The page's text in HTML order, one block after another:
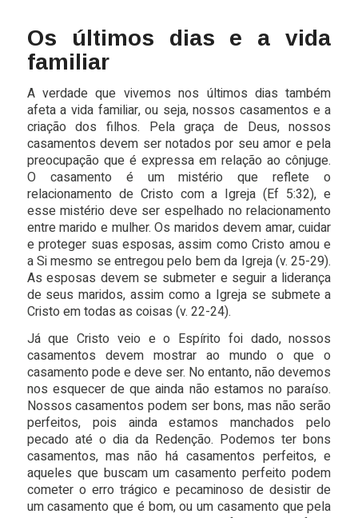
Os últimos dias e a vida
familiar
A verdade que vivemos nos últimos dias também
afeta a vida familiar, ou seja, nossos casamentos e a
criação dos filhos. Pela graça de Deus, nossos
casamentos devem ser notados por seu amor e pela
preocupação que é expressa em relação ao cônjuge.
O casamento é um mistério que reflete o
relacionamento de Cristo com a Igreja (Ef 5:32), e
esse mistério deve ser espelhado no relacionamento
entre marido e mulher. Os maridos devem amar, cuidar
e proteger suas esposas, assim como Cristo amou e
a Si mesmo se entregou pelo bem da Igreja (v. 25-29).
As esposas devem se submeter e seguir a liderança
de seus maridos, assim como a Igreja se submete a
Cristo em todas as coisas (v. 22-24).
Já que Cristo veio e o Espírito foi dado, nossos
casamentos devem mostrar ao mundo o que o
casamento pode e deve ser. No entanto, não devemos
nos esquecer de que ainda não estamos no paraíso.
Nossos casamentos podem ser bons, mas não serão
perfeitos, pois ainda estamos manchados pelo
pecado até o dia da Redenção. Podemos ter bons
casamentos, mas não há casamentos perfeitos, e
aqueles que buscam um casamento perfeito podem
cometer o erro trágico e pecaminoso de desistir de
um casamento que é bom, ou um casamento que pela